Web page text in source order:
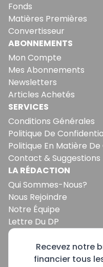
Fonds
Matières Premières
Convertisseur
ABONNEMENTS
Mon Compte
Mes Abonnements
Newsletters
Articles Achetés
SERVICES
Conditions Générales
Politique De
Politique En Matière De
Contact & Suggestions
LA RÉDACTION
Qui Sommes-Nous?
Nous Rejoindre
Notre Équipe
Lettre Du DP
Recevez notre
financier tous